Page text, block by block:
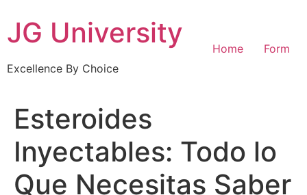
content
JG University
Excellence By Choice
Home Form
Esteroides
Inyectables: Todo lo
Que Necesitas Saber